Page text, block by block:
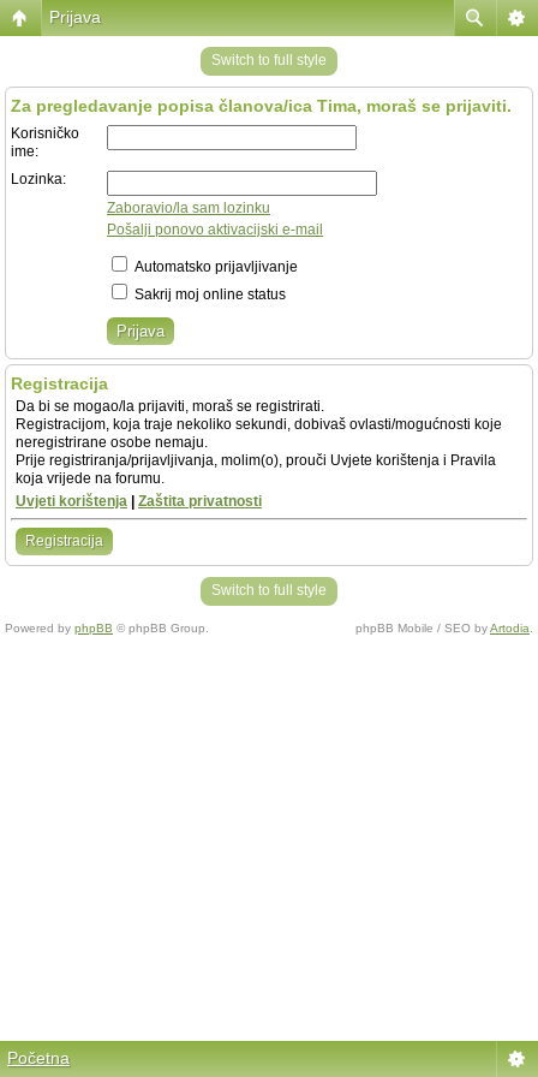
Prijava
Switch to full style
Za pregledavanje popisa članova/ica Tima, moraš se prijaviti.
Korisničko
ime:
Lozinka:
Zaboravio/la sam lozinku
Pošalji ponovo aktivacijski e-mail
Automatsko prijavljivanje
Sakrij moj online status
Registracija
Da bi se mogao/la prijaviti, moraš se registrirati.
Registracijom, koja traje nekoliko sekundi, dobivaš ovlasti/mogućnosti koje
neregistrirane osobe nemaju.
Prije registriranja/prijavljivanja, molim(o), prouči Uvjete korištenja i Pravila
koja vrijede na forumu.
Uvjeti korištenja
Zaštita privatnosti
Registracija
Switch to full style
Powered by phpBB © phpBB Group. phpBB Mobile / SEO byArtodia
Početna